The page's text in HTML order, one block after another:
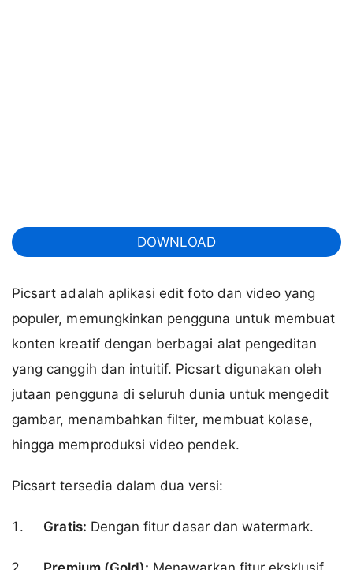
DOWNLOAD
Picsart adalah aplikasi edit foto dan video yang
populer, memungkinkan pengguna untuk membuat
konten kreatif dengan berbagai alat pengeditan
yang canggih dan intuitif. Picsart digunakan oleh
jutaan pengguna di seluruh dunia untuk mengedit
gambar, menambahkan filter, membuat kolase,
hingga memproduksi video pendek.
Picsart tersedia dalam dua versi:
Gratis: Dengan fitur dasar dan watermark.